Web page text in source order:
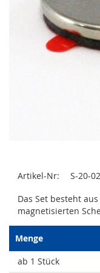
Anfang
Bildergalerie
springen
Artikel-Nr: S-20-
Das Set besteht
magnetisierten
Menge
ab 1 Stück